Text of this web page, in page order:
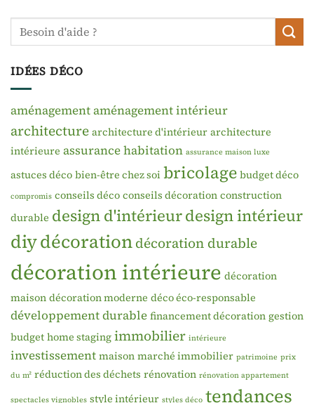
IDÉES DÉCO
aménagementaménagement intérieur
architecture architecture d'intérieur architecture
intérieure assurance habitation assurance maison luxe
astuces déco bien-être chez soi bricolage budget déco
compromis conseils déco conseils décoration construction
durable design d'intérieurdesign intérieur
diydécorationdécoration durable
décoration intérieure décoration
maison décoration moderne déco éco-responsable
développement durable financement décoration gestion
budget home staging immobilier intérieure
investissement maison marché immobilier patrimoine prix
du m² réduction des déchets rénovation rénovation appartement
spectacles vignobles style intérieur styles déco tendances